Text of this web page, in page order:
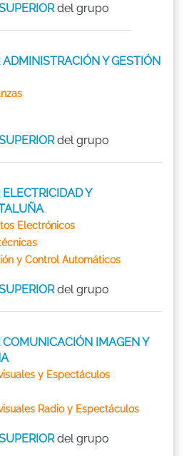
del grupo
ADMINISTRACIÓN Y GESTIÓN
del grupo
Y
Electrónicos
y Control Automáticos
del grupo
COMUNICACIÓN IMAGEN Y
y Espectáculos
Radio y Espectáculos
del grupo